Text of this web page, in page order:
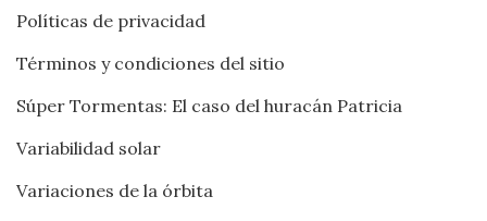
Políticas de privacidad
Términos y condiciones del sitio
Súper Tormentas: El caso del huracán Patricia
Variabilidad solar
Variaciones de la órbita